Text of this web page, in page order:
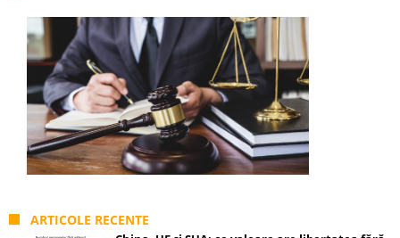
ARTICOLE RECENTE